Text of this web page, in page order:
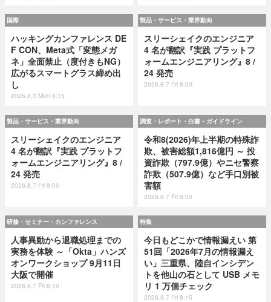
国際
ハッキングカンファレンス DE
F CON、Meta式「変態メガ
ネ」全面禁止（度付きもNG）
広がるスマートグラス締め出
し
2026.8.3 Mon 8:15
製品・サービス・業界動向
スリーシェイクのエンジニア
4 名が翻訳『実践 プラットフ
ォームエンジニアリング』8 /
24 発売
2026.8.7 Fri 8:00
製品・サービス・業界動向
スリーシェイクのエンジニア
4 名が翻訳『実践 プラットフ
ォームエンジニアリング』8 /
24 発売
2026.8.7 Fri 8:00
調査・レポート・白書・ガイドライン
令和8(2026)年上半期の特殊詐
欺、被害総額1,816億円 ～ 投
資詐欺（797.9億）やニセ警察
詐欺（507.9億）など手口別被
害額
2026.8.7 Fri 8:00
研修・セミナー・カンファレンス
人事異動から退職処理までの
実務を体験 ～「Okta」ハンズ
オンワークショップ 9月11日
大阪で開催
2026.8.7 Fri 8:10
特集
今日もどこかで情報漏えい 第
51回「2026年7月の情報漏え
い」三重県、陸自インシデン
トを他山の石として USB メモ
リ 1 万個チェック
2026.8.7 Fri 8:15